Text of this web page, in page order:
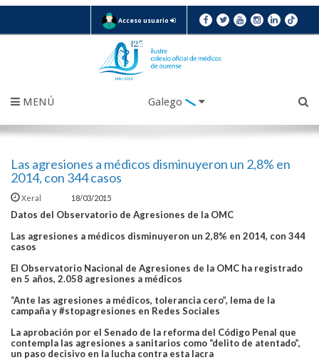
Acceso usuario
MENÚ Galego
Las agresiones a médicos disminuyeron un 2,8% en
2014, con 344 casos
Xeral 18/03/2015
Datos del Observatorio de Agresiones de la OMC
Las agresiones a médicos disminuyeron un 2,8% en 2014, con 344
casos
El Observatorio Nacional de Agresiones de la OMC ha registrado
en 5 años, 2.058 agresiones a médicos
“Ante las agresiones a médicos, tolerancia cero”, lema de la
campaña y #stopagresiones en Redes Sociales
La aprobación por el Senado de la reforma del Código Penal que
contempla las agresiones a sanitarios como “delito de atentado”,
un paso decisivo en la lucha contra esta lacra